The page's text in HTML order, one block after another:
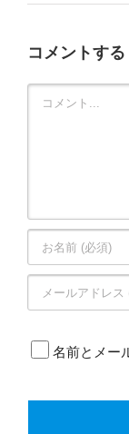
コメントする
名前とメー